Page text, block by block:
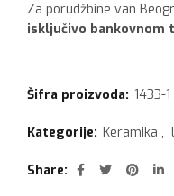
Za porudžbine van
isključivo bankovnom
Šifra proizvoda: 1433-1
Kategorije: Keramika ,
Share